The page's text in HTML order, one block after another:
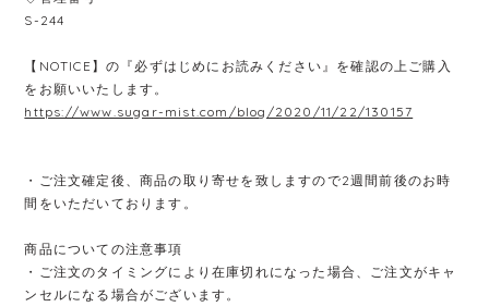
S-244
【NOTICE】の『必ずはじめにお読みください』を確認の上ご購入
をお願いいたします。
https://www.sugar-mist.com/blog/2020/11/22/130157
・ご注文確定後、商品の取り寄せを致しますので2週間前後のお時
間をいただいております。
商品についての注意事項
・ご注文のタイミングにより在庫切れになった場合、ご注文がキャ
ンセルになる場合がございます。